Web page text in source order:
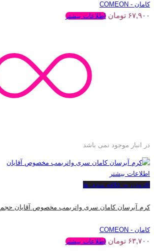
کامان - COMEON
۶۷,۹۰۰ تومان اطلاعات بیشتر
در انبار موجود نمی باشد
اطلاعات بیشتر
افزودن به علاقه مندی ها
کرم آبرسان کامان سری واتربمب مخصوص آقایان حجم 200 میلی لیتر
کامان - COMEON
۶۳,۷۰۰ تومان اطلاعات بیشتر